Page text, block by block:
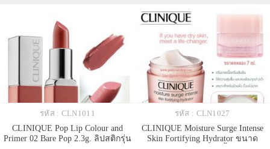
รหัส : CLN1011
CLINIQUE Pop Lip Colour and
Primer 02 Bare Pop 2.3g. ลิปสติกรุ่น
รหัส : CLN1027
CLINIQUE Moisture Surge Intense
Skin Fortifying Hydrator ขนาด